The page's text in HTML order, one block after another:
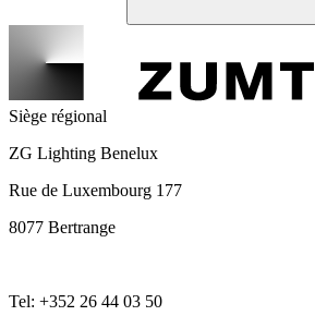
Siège régional
ZG Lighting Benelux
Rue de Luxembourg 177
8077 Bertrange
Tel: +352 26 44 03 50